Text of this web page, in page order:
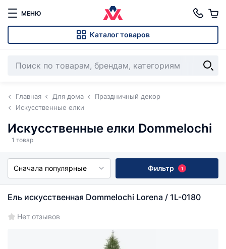
МЕНЮ
Каталог товаров
Главная Для дома
Праздничный декор
Искусственные елки
Искусственные елки Dommelochi
1 товар
Сначала популярные Фильтр 1
Ель искусственная Dommelochi Lorena / 1L-0180
Нет отзывов